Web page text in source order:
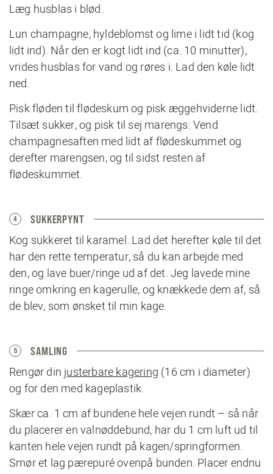
Læg husblas i blød.
Lun champagne, hyldeblomst og lime i lidt tid (kog
lidt ind). Når den er kogt lidt ind (ca. 10 minutter),
vrides husblas for vand og røres i. Lad den køle lidt
ned.
Pisk fløden til flødeskum og pisk æggehviderne lidt.
Tilsæt sukker, og pisk til sej marengs. Vend
champagnesaften med lidt af flødeskummet og
derefter marengsen, og til sidst resten af
flødeskummet.
4 SUKKERPYNT
Kog sukkeret til karamel. Lad det herefter køle til det
har den rette temperatur, så du kan arbejde med
den, og lave buer/ringe ud af det. Jeg lavede mine
ringe omkring en kagerulle, og knækkede dem af, så
de blev, som ønsket til min kage.
5 SAMLING
Rengør din justerbare kagering (16 cm i diameter)
og for den med kageplastik.
Skær ca. 1 cm af bundene hele vejen rundt – så når
du placerer en valnøddebund, har du 1 cm luft ud til
kanten hele vejen rundt på kagen/springformen.
Smør et lag pærepuré ovenpå bunden. Placer endnu